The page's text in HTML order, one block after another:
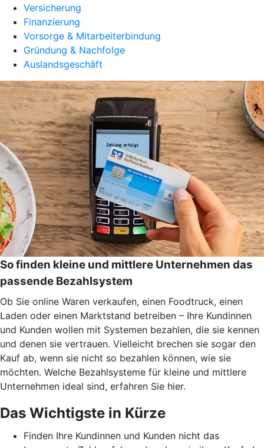
Versicherung
Finanzierung
Vorsorge & Mitarbeiterbindung
Gründung & Nachfolge
Auslandsgeschäft
So finden kleine und mittlere Unternehmen das
passende Bezahlsystem
Ob Sie online Waren verkaufen, einen Foodtruck, einen
Laden oder einen Marktstand betreiben – Ihre Kundinnen
und Kunden wollen mit Systemen bezahlen, die sie kennen
und denen sie vertrauen. Vielleicht brechen sie sogar den
Kauf ab, wenn sie nicht so bezahlen können, wie sie
möchten. Welche Bezahlsysteme für kleine und mittlere
Unternehmen ideal sind, erfahren Sie hier.
Das Wichtigste in Kürze
Finden Ihre Kundinnen und Kunden nicht das